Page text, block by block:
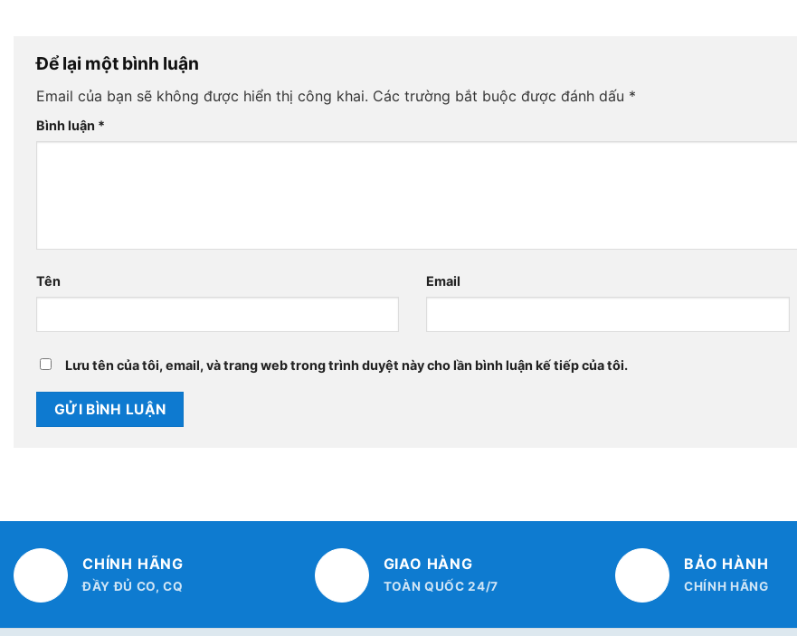
Để lại một bình luận
Email của bạn sẽ không được hiển thị công khai. Các trường bắt buộc được đánh dấu *
Bình luận *
Tên Email
Lưu tên của tôi, email, và trang web trong trình duyệt này cho lần bình luận kế tiếp của tôi.
CHÍNH HÃNG
ĐẦY ĐỦ CO, CQ
GIAO HÀNG
TOÀN QUỐC 24/7
BẢO HÀNH
CHÍNH HÃNG